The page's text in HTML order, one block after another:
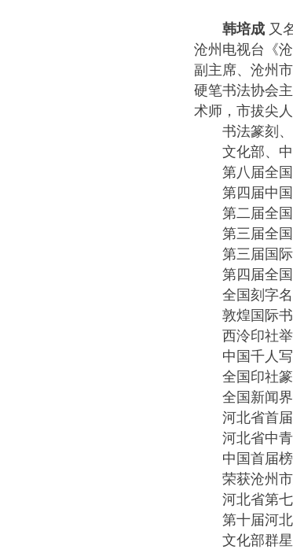
韩培成 又
沧州电视台《
副主席、沧州
硬笔书法协会
术师，市拔尖人
书法篆刻
文化部、中
第八届全国
第四届中国
第二届全国
第三届全国
第三届国际
第四届全国
全国刻字名
敦煌国际书
西泠印社举
中国千人写
全国印社篆
全国新闻界
河北省首届
河北省中青
中国首届榜
荣获沧州市
河北省第七
第十届河北
文化部群星